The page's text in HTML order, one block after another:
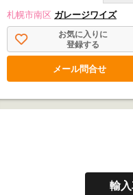
札幌市南区 ガレージワイズ
お気に入りに
登録する
メール問合せ
輸